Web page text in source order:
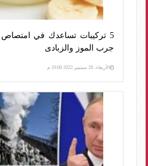
5 تركيبات تساعدك في امتصاص
جرب الموز والزبادى
الأربعاء، 28 سبتمبر 2022 10:00 م